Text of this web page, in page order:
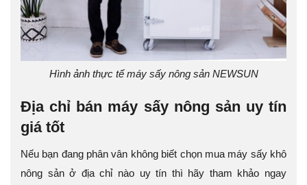
Hình ảnh thực tế máy sấy nông sản NEWSUN
Địa chỉ bán máy sấy nông sản uy tín
giá tốt
Nếu bạn đang phân vân không biết chọn mua máy sấy khô
nông sản ở địa chỉ nào uy tín thì hãy tham khảo ngay